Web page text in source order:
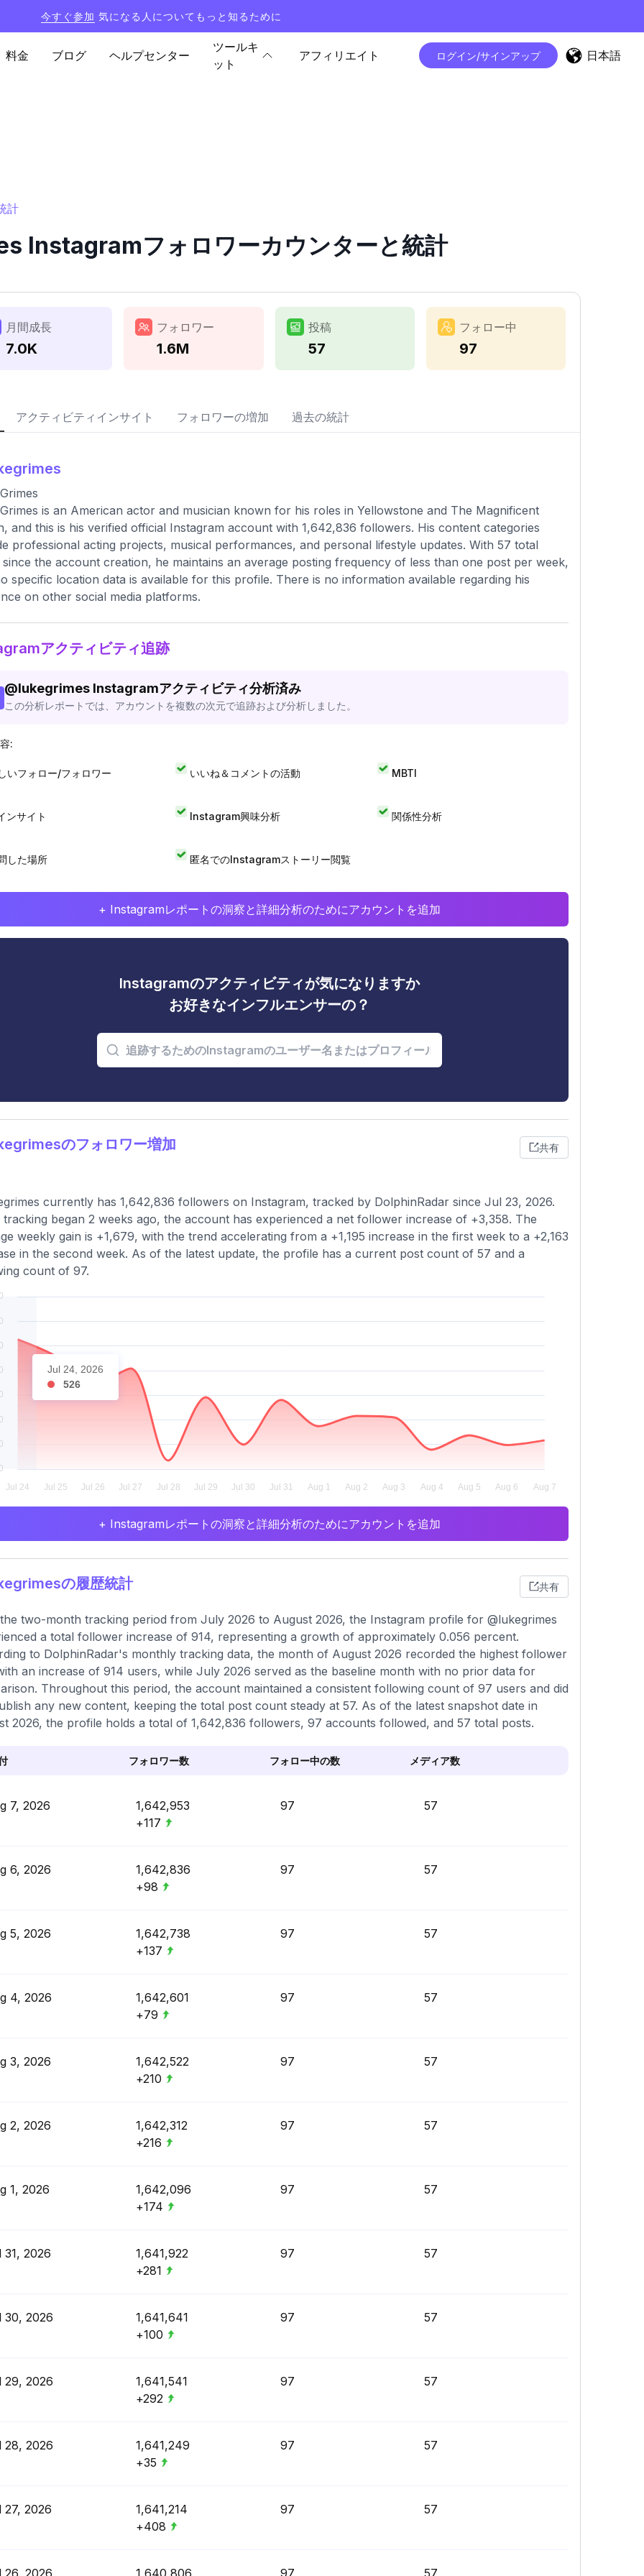
今すぐ参加 気になる人についてもっと知るために
料金 ブログ ヘルプセンター
ツールキ
ット
アフィリエイト ログイン/サインアップ 日本語
計
Instagramフォロワーカウンターと統計
月間成長
7.0K
フォロワー
1.6M
投稿
57
フォロー中
97
アクティビティインサイト フォロワーの増加 過去の統計
is an American actor and musician known for his roles in Yellowstone and The Magnificent
and this is his verified official Instagram account with 1,642,836 followers. His content categories
professional acting projects, musical performances, and personal lifestyle updates. With 57 total
since the account creation, he maintains an average posting frequency of less than one post per week,
specific location data is available for this profile. There is no information available regarding his
on other social media platforms.
アクティビティ追跡
@lukegrimes Instagramアクティビティ分析済み
この分析レポートでは、アカウントを複数の次元で追跡および分析しました。
:
いフォロー/フォロワー いいね＆コメントの活動 MBTI
ンサイト Instagram興味分析 関係性分析
した場所 匿名でのInstagramストーリー閲覧
+ Instagramレポートの洞察と詳細分析のためにアカウントを追加
Instagramのアクティビティが気になりますか
お好きなインフルエンサーの？
のフォロワー増加 共有
currently has 1,642,836 followers on Instagram, tracked by DolphinRadar since Jul 23, 2026.
tracking began 2 weeks ago, the account has experienced a net follower increase of +3,358. The
weekly gain is +1,679, with the trend accelerating from a +1,195 increase in the first week to a +2,163
in the second week. As of the latest update, the profile has a current post count of 57 and a
count of 97.
Jul 24, 2026
526
+ Instagramレポートの洞察と詳細分析のためにアカウントを追加
の履歴統計 共有
two-month tracking period from July 2026 to August 2026, the Instagram profile for @lukegrimes
a total follower increase of 914, representing a growth of approximately 0.056 percent.
to DolphinRadar's monthly tracking data, the month of August 2026 recorded the highest follower
an increase of 914 users, while July 2026 served as the baseline month with no prior data for
Throughout this period, the account maintained a consistent following count of 97 users and did
any new content, keeping the total post count steady at 57. As of the latest snapshot date in
2026, the profile holds a total of 1,642,836 followers, 97 accounts followed, and 57 total posts.
フォロワー数 フォロー中の数 メディア数
7, 2026
1,642,953
+117
97 57
6, 2026
1,642,836
+98
97 57
5, 2026
1,642,738
+137
97 57
4, 2026
1,642,601
+79
97 57
3, 2026
1,642,522
+210
97 57
2, 2026
1,642,312
+216
97 57
1, 2026
1,642,096
+174
97 57
31, 2026
1,641,922
+281
97 57
30, 2026
1,641,641
+100
97 57
29, 2026
1,641,541
+292
97 57
28, 2026
1,641,249
+35
97 57
27, 2026
1,641,214
+408
97 57
26, 2026 1,640,806 97 57